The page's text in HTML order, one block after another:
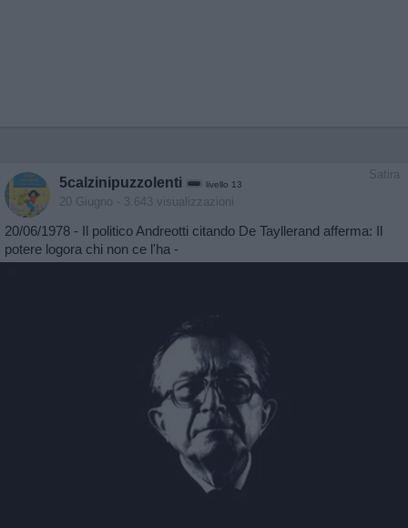
Satira
5calzinipuzzolenti livello 13
20 Giugno - 3.643 visualizzazioni
20/06/1978 - Il politico Andreotti citando De Tayllerand afferma: Il
potere logora chi non ce l'ha -